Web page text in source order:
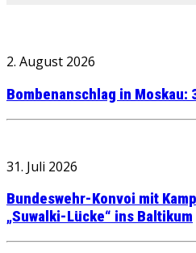
2. August 2026
Bombenanschlag in Moskau:
31. Juli 2026
Bundeswehr-Konvoi mit
„Suwalki-Lücke“ ins Baltikum